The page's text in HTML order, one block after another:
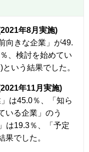
年8月実施)
向きな企業」が49.
、検討を始めてい
いう結果でした。
年11月実施)
は45.0％、「知ら
いる企業」のう
は19.3％、「予定
果でした。